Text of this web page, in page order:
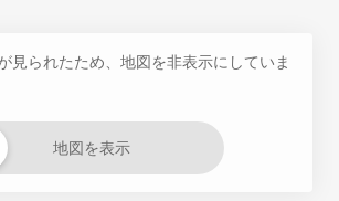
見られたため、地図を非表示にしていま
地図を表示